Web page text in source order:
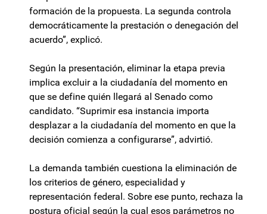
formación de la propuesta. La segunda controla
democráticamente la prestación o denegación del
acuerdo”, explicó.
Según la presentación, eliminar la etapa previa
implica excluir a la ciudadanía del momento en
que se define quién llegará al Senado como
candidato. “Suprimir esa instancia importa
desplazar a la ciudadanía del momento en que la
decisión comienza a configurarse”, advirtió.
La demanda también cuestiona la eliminación de
los criterios de género, especialidad y
representación federal. Sobre ese punto, rechaza la
postura oficial según la cual esos parámetros no